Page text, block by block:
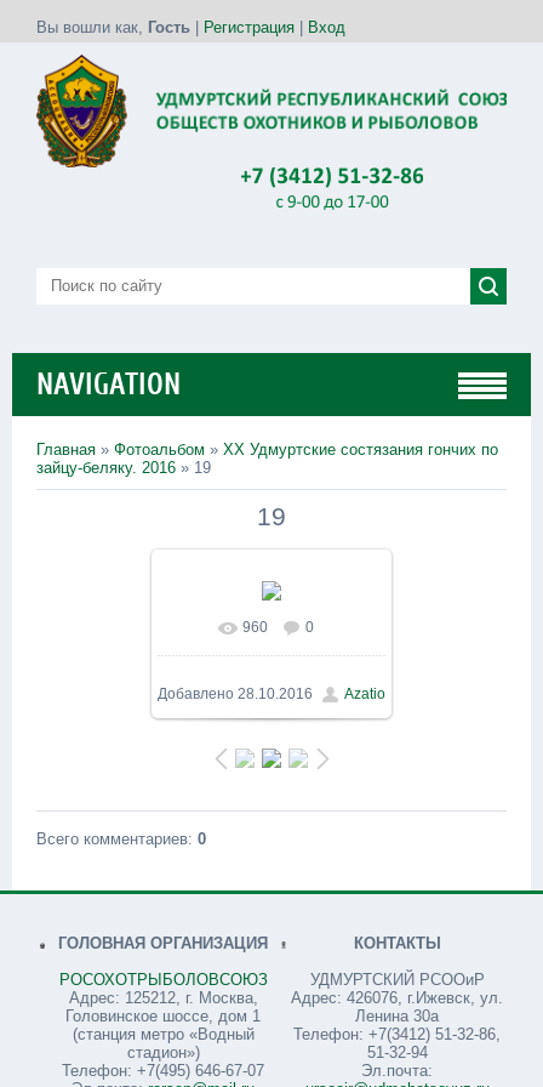
Вы вошли как, Гость Регистрация Вход
NAVIGATION
Главная » Фотоальбом » ХХ Удмуртские состязания гончих по
зайцу-беляку. 2016 » 19
19
В реальном размере
1200x900/ 637.0Kb
960 0
Добавлено 28.10.2016 Azatio
Всего комментариев: 0
ГОЛОВНАЯ ОРГАНИЗАЦИЯ
РОСОХОТРЫБОЛОВСОЮЗ
Адрес: 125212, г. Москва,
Головинское шоссе, дом 1
(станция метро «Водный
стадион»)
Телефон: +7(495) 646-67-07
КОНТАКТЫ
УДМУРТСКИЙ РСООиР
Адрес: 426076, г.Ижевск, ул.
Ленина 30а
Телефон: +7(3412) 51-32-86,
51-32-94
Эл.почта: